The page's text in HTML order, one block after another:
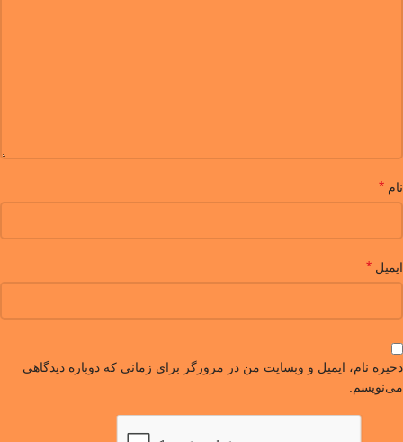
نام *
ایمیل *
ذخیره نام، ایمیل و وبسایت من در مرورگر برای زمانی که دوباره دیدگاهی
می‌نویسم.